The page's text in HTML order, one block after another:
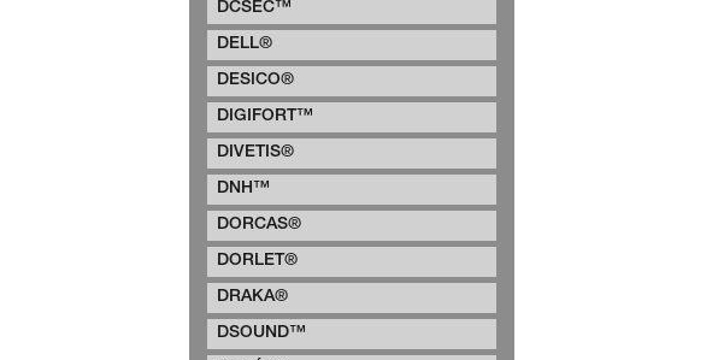
DCSEC™
DELL®
DESICO®
DIGIFORT™
DIVETIS®
DNH™
DORCAS®
DORLET®
DRAKA®
DSOUND™